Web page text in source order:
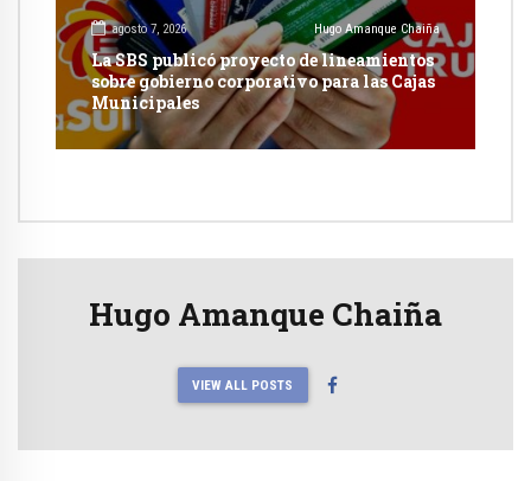
agosto 7, 2026 Hugo Amanque Chaiña
La SBS publicó proyecto de lineamientos
sobre gobierno corporativo para las Cajas
Municipales
Hugo Amanque Chaiña
VIEW ALL POSTS